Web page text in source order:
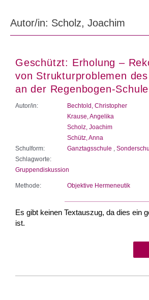
Autor/in: Scholz, Joachim
Geschützt: Erholung –
von Strukturproblemen
an der Regenbogen-Schule
Autor/in:
Bechtold, Christopher
Krause, Angelika
Scholz, Joachim
Schütz, Anna
Schulform:
Ganztagsschule
Schlagworte:
Gruppendiskussion
Methode: Objektive Hermeneutik
Es gibt keinen Textauszug, da dies ein
ist.